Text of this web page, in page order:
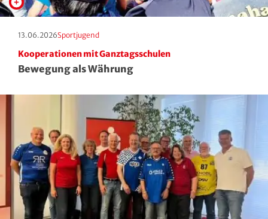
Erscheinungstag:
13.06.2026
Kategorie: Sportjugend
Kooperationen mit Ganztagsschulen
Bewegung als Währung